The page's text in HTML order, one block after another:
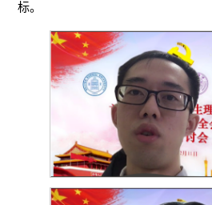
标。